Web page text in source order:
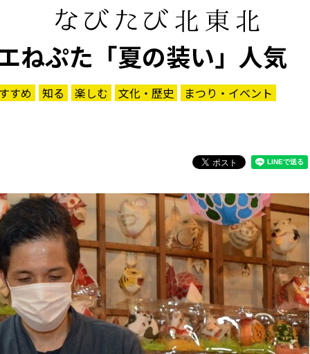
ねぷた「夏の装い」人気
すめ 知る 楽しむ 文化・歴史
まつり・イベント